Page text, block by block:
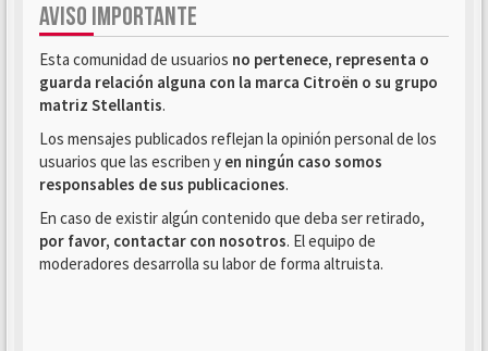
AVISO IMPORTANTE
Esta comunidad de usuarios no pertenece, representa o
guarda relación alguna con la marca Citroën o su grupo
matriz Stellantis.
Los mensajes publicados reflejan la opinión personal de los
usuarios que las escriben y en ningún caso somos
responsables de sus publicaciones.
En caso de existir algún contenido que deba ser retirado,
por favor, contactar con nosotros. El equipo de
moderadores desarrolla su labor de forma altruista.